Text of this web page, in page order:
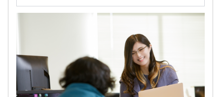
1プロジェクトの単位期間は短いものでおよそ2～3ヶ月く
リリース後の追加開発・運用もグルコースが担当すること
が多く、アジャイルに機能開発を継続して行う案件が大半
です。